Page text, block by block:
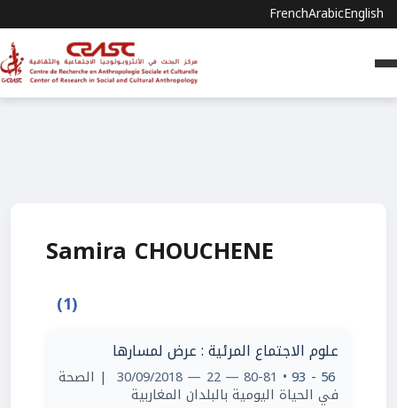
FrenchArabicEnglish
Samira CHOUCHENE
(1)
علوم الاجتماع المرئية : عرض لمسارها
56 - 93
• 80-81 — 22 — 30/09/2018 | الصحة
في الحياة اليومية بالبلدان المغاربية